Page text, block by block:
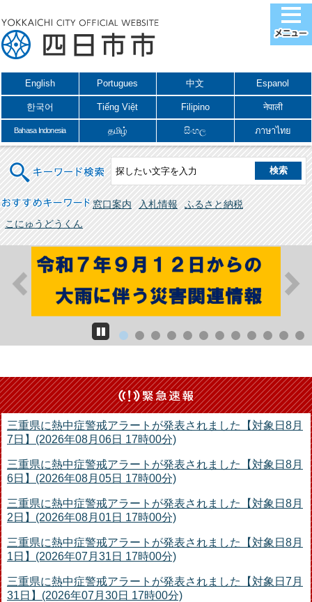
English Portugues 中文 Espanol
한국어 Tiếng Việt Filipino नेपाली
Bahasa Indonesia தமிழ் සිංහල ภาษาไทย
キーワード検索
おすすめキーワード 窓口案内 入札情報
ふるさと納税
こにゅうどうくん
緊急速報
三重県に熱中症警戒アラートが発表されました【対象日8月
7日】(2026年08月06日 17時00分)
三重県に熱中症警戒アラートが発表されました【対象日8月
6日】(2026年08月05日 17時00分)
三重県に熱中症警戒アラートが発表されました【対象日8月
2日】(2026年08月01日 17時00分)
三重県に熱中症警戒アラートが発表されました【対象日8月
1日】(2026年07月31日 17時00分)
三重県に熱中症警戒アラートが発表されました【対象日7月
31日】(2026年07月30日 17時00分)